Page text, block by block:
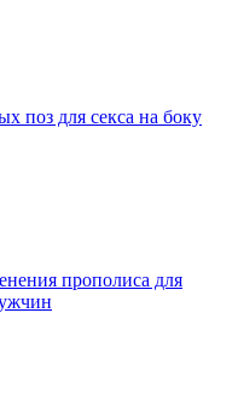
поз для секса на боку
прополиса для